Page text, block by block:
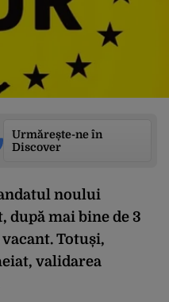
Urmărește-ne în
Discover
noului
mai bine de 3
Totuși,
validarea